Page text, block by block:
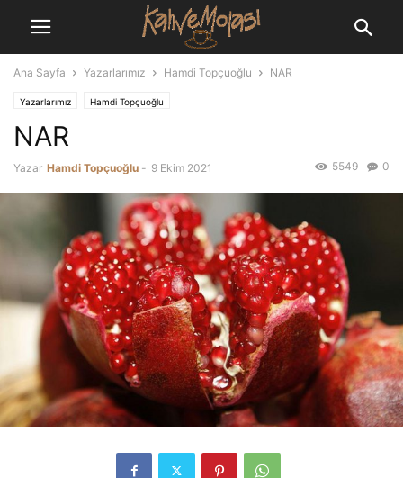
Ana Sayfa Yazarlarımız Hamdi Topçuoğlu NAR
Yazarlarımız Hamdi Topçuoğlu
NAR
Yazar Hamdi Topçuoğlu - 9 Ekim 2021 0
5549